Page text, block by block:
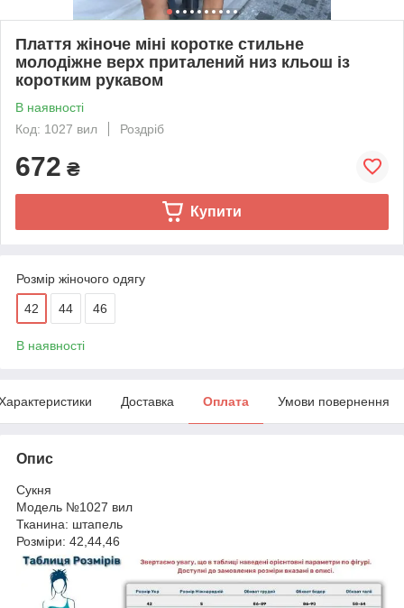
Плаття жіноче міні коротке стильне
молодіжне верх приталений низ кльош із
коротким рукавом
В наявності
Код: 1027 вил
Роздріб
672 ₴
Купити
Розмір жіночого одягу
42 44 46
В наявності
Доставка Оплата Умови повернення
Опис
Сукня
Модель №1027 вил
Тканина: штапель
Розміри: 42,44,46